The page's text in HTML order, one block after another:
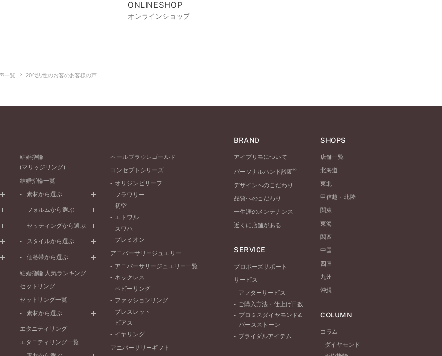
ONLINESHOP
オンラインショップ
一覧 20代男性のお客のお客様の声
結婚指輪
(マリッジリング)
結婚指輪一覧
素材から選ぶ
プラチナ
ピンクゴールド
ペールブラウンゴールド
フォルムから選ぶ
ストレートライン
V字ライン
セッティングから選ぶ
プレーン
セベラルメレ
ラインメレ
スタイルから選ぶ
シンプル
モード
エレガント
ゴージャス
価格帯から選ぶ
50万円～
20万円～30万円
10万円～20万円
結婚指輪 人気ランキング
セットリング
セットリング一覧
素材から選ぶ
プラチナ
エタニティリング
エタニティリング一覧
ペールブラウンゴールド
コンセプトシリーズ
オリジンビリーフ
フラワリー
初空
エトワル
スワハ
プレミオン
アニバーサリージュエリー
アニバーサリージュエリー一覧
ネックレス
ベビーリング
ファッションリング
ブレスレット
ピアス
イヤリング
アニバーサリーギフト
BRAND
アイプリモについて
パーソナルハンド診断®
デザインへのこだわり
品質へのこだわり
一生涯のメンテナンス
近くに店舗がある
SERVICE
プロポーズサポート
サービス
アフターサービス
ご購入方法・仕上げ日数
プロミスダイヤモンド&
バースストーン
ブライダルアイテム
SHOPS
店舗一覧
北海道
東北
甲信越・北陸
関東
東海
関西
中国
四国
九州
沖縄
COLUMN
コラム
ダイヤモンド